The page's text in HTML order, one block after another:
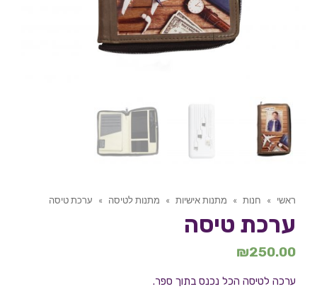
ראשי » חנות » מתנות אישיות » מתנות לטיסה » ערכת טיסה
ערכת טיסה
₪250.00
ערכה לטיסה הכל נכנס בתוך ספר.